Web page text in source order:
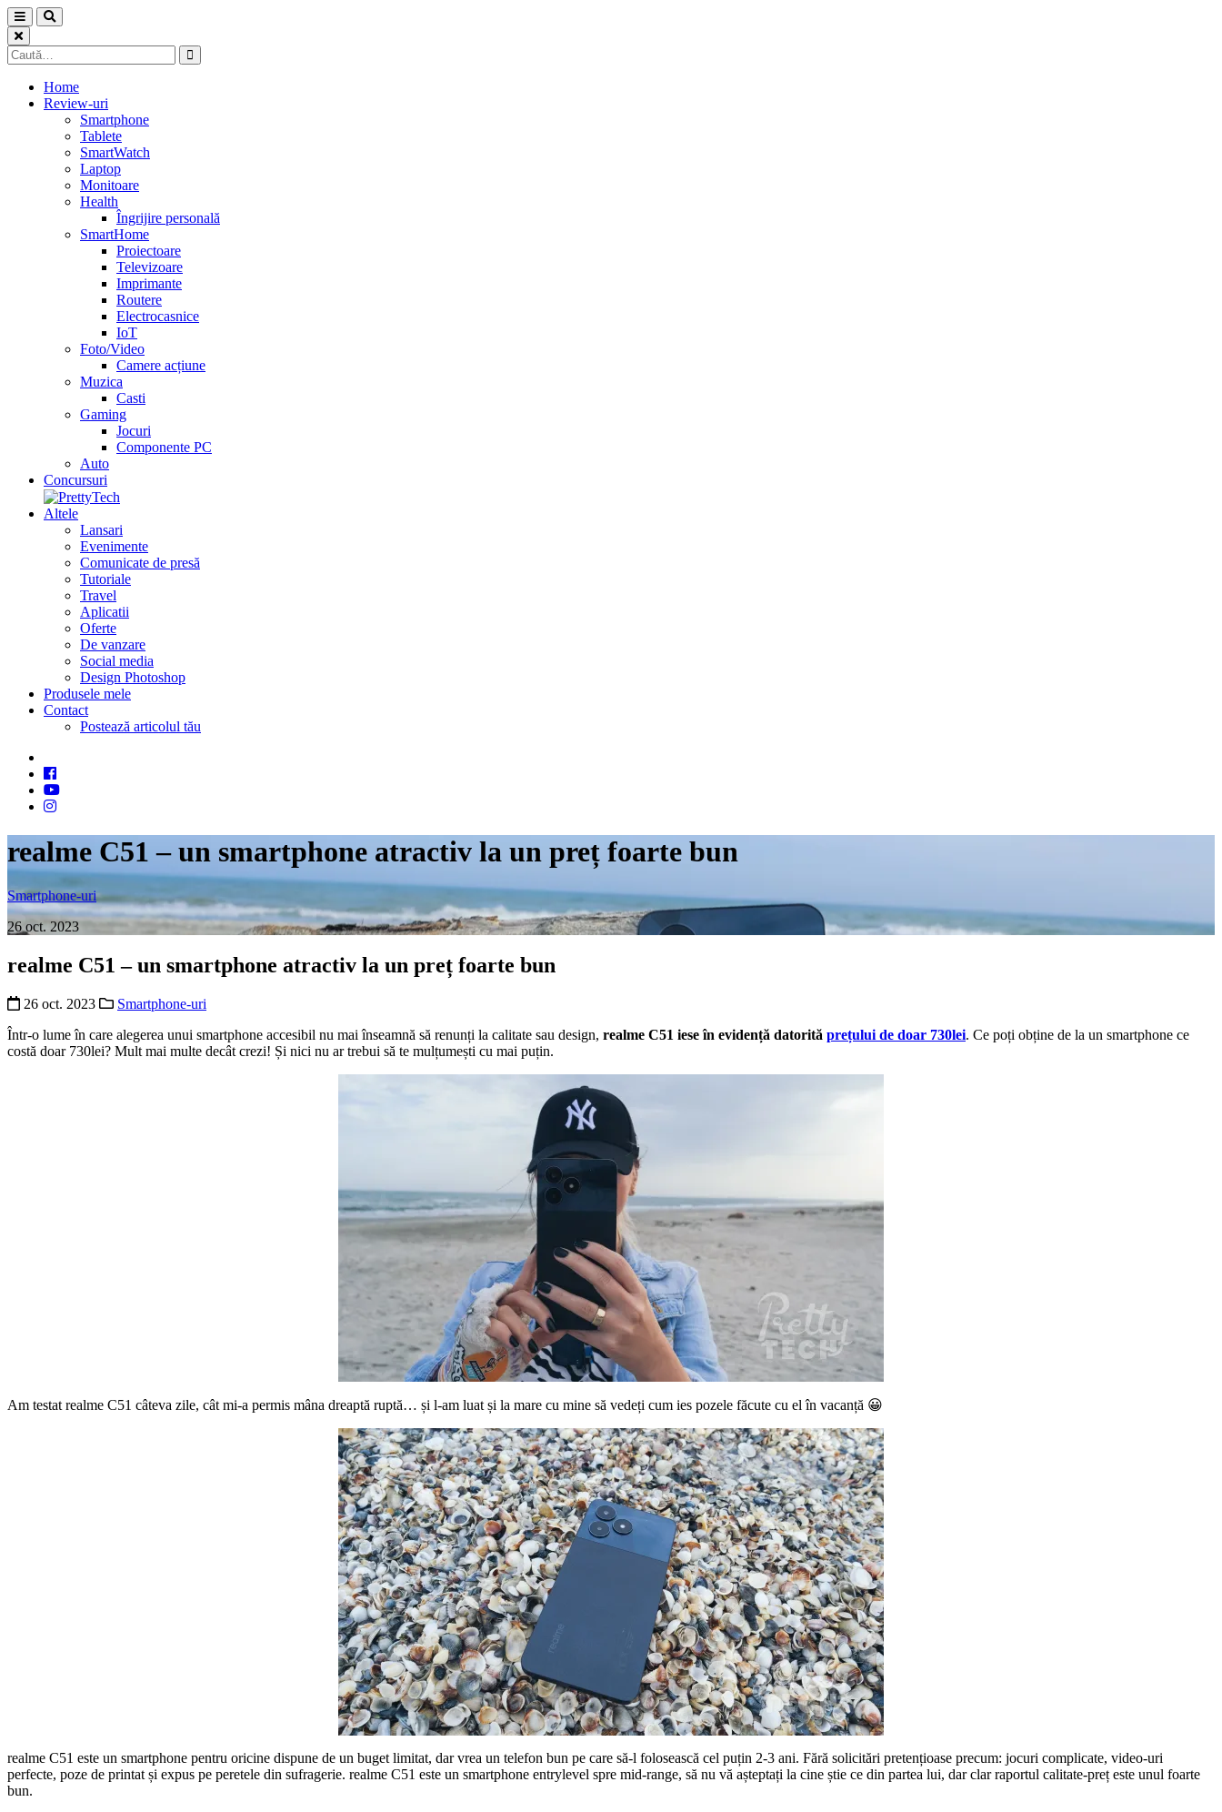
Skip
to
content
Caută
după:
Home
Review-uri
Smartphone
Tablete
SmartWatch
Laptop
Monitoare
Health
Îngrijire personală
SmartHome
Proiectoare
Televizoare
Imprimante
Routere
Electrocasnice
IoT
Foto/Video
Camere acțiune
Muzica
Casti
Gaming
Jocuri
Componente PC
Auto
Concursuri
Altele
Lansari
Evenimente
Comunicate de presă
Tutoriale
Travel
Aplicatii
Oferte
De vanzare
Social media
Design Photoshop
Produsele mele
Contact
Postează articolul tău
realme C51 – un smartphone atractiv la un preț foarte bun
Smartphone-uri
26 oct. 2023
realme C51 – un smartphone atractiv la un preț foarte bun
26 oct. 2023
Smartphone-uri
Într-o lume în care alegerea unui smartphone accesibil nu mai înseamnă să renunți la calitate sau design, realme C51 iese în evidență datorită prețului de doar 730lei. Ce poți obține de la un smartphone ce
costă doar 730lei? Mult mai multe decât crezi! Și nici nu ar trebui să te mulțumești cu mai puțin.
Am testat realme C51 câteva zile, cât mi-a permis mâna dreaptă ruptă… și l-am luat și la mare cu mine să vedeți cum ies pozele făcute cu el în vacanță 😀
realme C51 este un smartphone pentru oricine dispune de un buget limitat, dar vrea un telefon bun pe care să-l folosească cel puțin 2-3 ani. Fără solicitări pretențioase precum: jocuri complicate, video-uri
perfecte, poze de printat și expus pe peretele din sufragerie. realme C51 este un smartphone entrylevel spre mid-range, să nu vă așteptați la cine știe ce din partea lui, dar clar raportul calitate-preț este unul foarte
bun.